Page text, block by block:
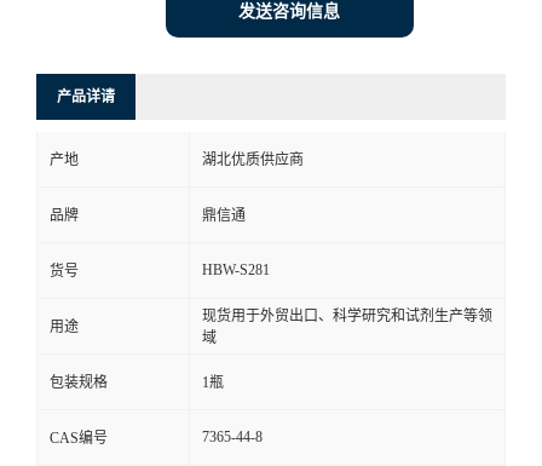
发送咨询信息
产品详请
产地 湖北优质供应商
品牌 鼎信通
货号 HBW-S281
用途
现货用于外贸出口、科学研究和试剂生产等领
域
包装规格 1瓶
CAS编号 7365-44-8